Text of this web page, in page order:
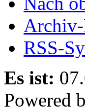
RSS-
Es ist:
Powered